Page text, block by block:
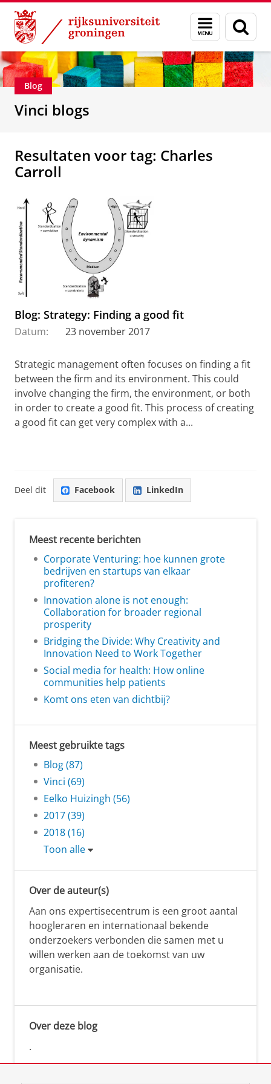
Skip
Content
Skip
Navigation
Menu
en
zoeken
Department of Innovation Management &
Blog
Vinci blogs
Resultaten voor tag: Charles
Carroll
Blog: Strategy: Finding a good fit
Datum: 23 november 2017
Strategic management often focuses on finding a fit
between the firm and its environment. This could
involve changing the firm, the environment, or both
in order to create a good fit. This process of creating
a good fit can get very complex with a...
Deel dit Facebook LinkedIn
Meest recente berichten
Corporate Venturing: hoe kunnen grote
bedrijven en startups van elkaar
profiteren?
Innovation alone is not enough:
Collaboration for broader regional
prosperity
Bridging the Divide: Why Creativity and
Innovation Need to Work Together
Social media for health: How online
communities help patients
Komt ons eten van dichtbij?
Meest gebruikte tags
Blog (87)
Vinci (69)
Eelko Huizingh (56)
2017 (39)
2018 (16)
Toon alle
Over de auteur(s)
Aan ons expertisecentrum is een groot aantal
hoogleraren en internationaal bekende
onderzoekers verbonden die samen met u
willen werken aan de toekomst van uw
organisatie.
Over deze blog
.